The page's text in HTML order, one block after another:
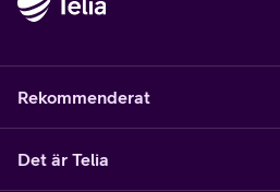
Rekommenderat
Det är Telia